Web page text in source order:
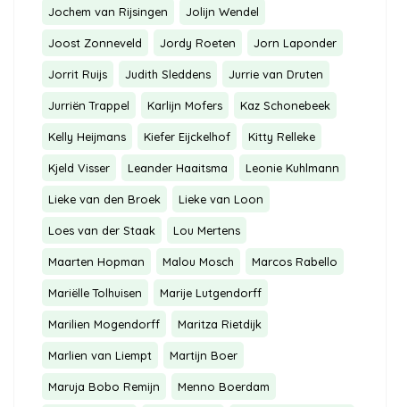
Jochem van Rijsingen Jolijn Wendel
Joost Zonneveld Jordy Roeten Jorn Laponder
Jorrit Ruijs Judith Sleddens Jurrie van Druten
Jurriën Trappel Karlijn Mofers Kaz Schonebeek
Kelly Heijmans Kiefer Eijckelhof Kitty Relleke
Kjeld Visser Leander Haaitsma Leonie Kuhlmann
Lieke van den Broek Lieke van Loon
Loes van der Staak Lou Mertens
Maarten Hopman Malou Mosch Marcos Rabello
Mariëlle Tolhuisen Marije Lutgendorff
Marilien Mogendorff Maritza Rietdijk
Marlien van Liempt Martijn Boer
Maruja Bobo Remijn Menno Boerdam